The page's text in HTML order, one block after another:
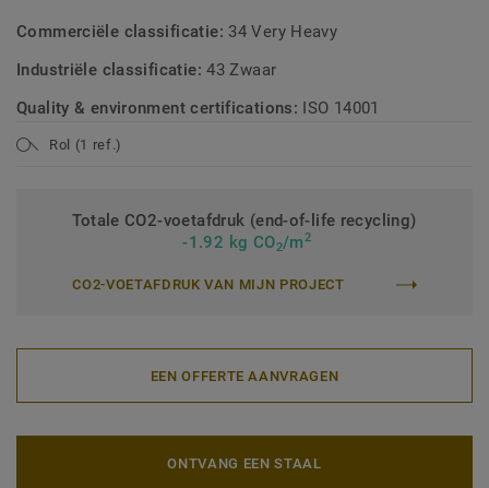
Commerciële classificatie: 34 Very Heavy
Industriële classificatie:43 Zwaar
Quality & environment certifications: ISO 14001
Rol (1 ref.)
Totale CO2-voetafdruk (end-of-life recycling)
-1.92 kg CO2/m2
CO2-VOETAFDRUK VAN MIJN PROJECT
EEN OFFERTE AANVRAGEN
ONTVANG EEN STAAL